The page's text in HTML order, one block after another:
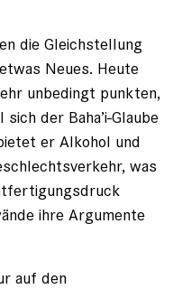
die Gleichstellung
Neues. Heute
unbedingt punkten,
der Baha’i-Glaube
er Alko­hol und
was
ihre Argumente
auf den